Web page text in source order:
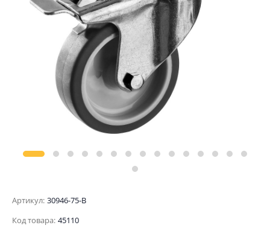
Артикул: 30946-75-B
Код товара: 45110